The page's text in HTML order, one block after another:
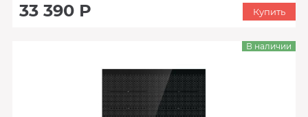
33 390 Р Купить
В наличии